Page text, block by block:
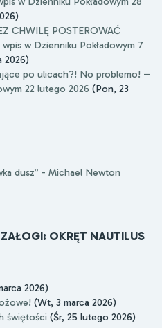
CHWILĘ POSTEROWAĆ
w Dzienniku Pokładowym 7
2026)
po ulicach?! No problemo! –
22 lutego 2026 (Pon, 23
dusz” - Michael Newton
OKRĘT NAUTILUS
2026)
(Wt, 3 marca 2026)
świętości (Śr, 25 lutego 2026)